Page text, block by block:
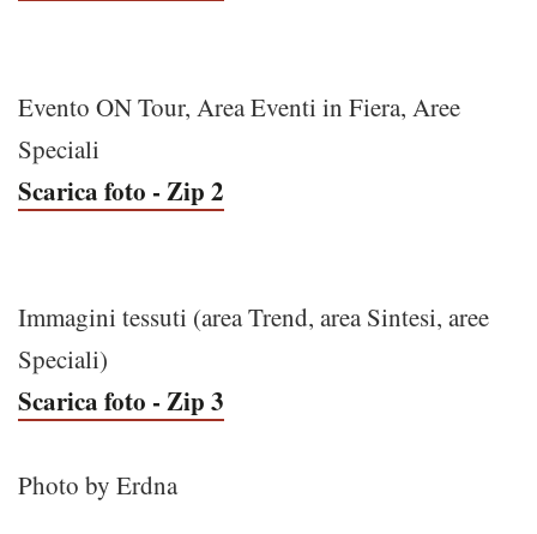
Evento ON Tour, Area Eventi in Fiera, Aree
Speciali
Scarica foto - Zip 2
Immagini tessuti (area Trend, area Sintesi, aree
Speciali)
Scarica foto - Zip 3
Photo by Erdna